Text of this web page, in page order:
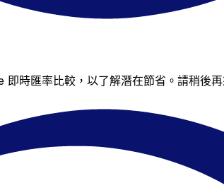
匯率比較，以了解潛在節省。請稍後